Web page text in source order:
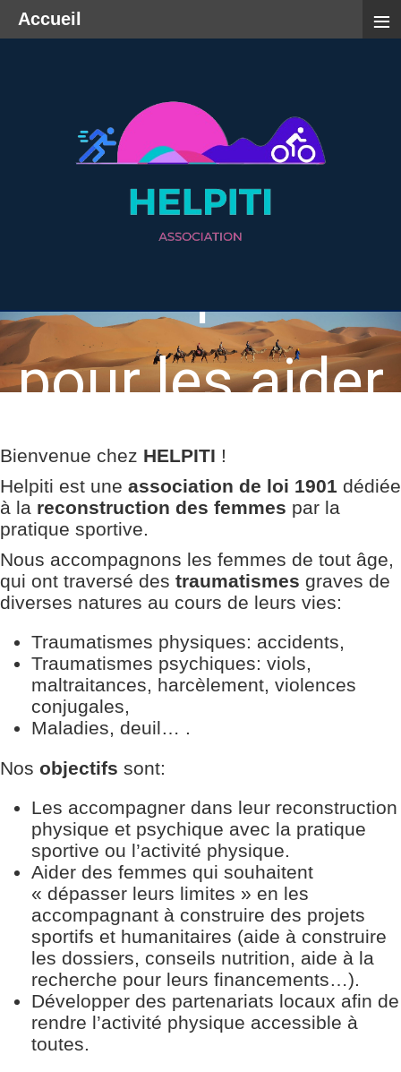
"Se dépasser
pour les aider
!"
Bienvenue chez HELPITI !
Helpiti est une association de loi 1901 dédiée
à la reconstruction des femmes par la
pratique sportive.
Nous accompagnons les femmes de tout âge,
qui ont traversé des traumatismes graves de
diverses natures au cours de leurs vies:
Traumatismes physiques: accidents,
Traumatismes psychiques: viols,
maltraitances, harcèlement, violences
conjugales,
Maladies, deuil… .
Nos objectifs sont:
Les accompagner dans leur reconstruction
physique et psychique avec la pratique
sportive ou l’activité physique.
Aider des femmes qui souhaitent
« dépasser leurs limites » en les
accompagnant à construire des projets
sportifs et humanitaires (aide à construire
les dossiers, conseils nutrition, aide à la
recherche pour leurs financements…).
Développer des partenariats locaux afin de
rendre l’activité physique accessible à
toutes.
Accueil ≡